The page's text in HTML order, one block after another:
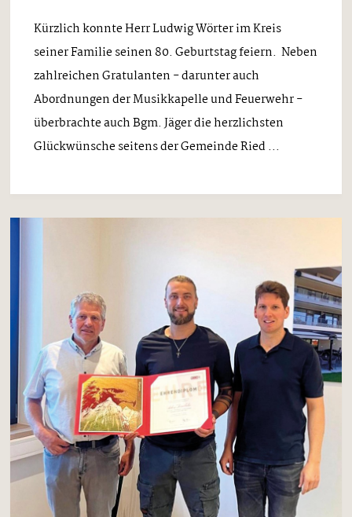
Kürzlich konnte Herr Ludwig Wörter im Kreis
seiner Familie seinen 80. Geburtstag feiern. Neben
zahlreichen Gratulanten - darunter auch
Abordnungen der Musikkapelle und Feuerwehr -
überbrachte auch Bgm. Jäger die herzlichsten
Glückwünsche seitens der Gemeinde Ried ...